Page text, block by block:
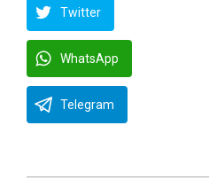
Twitter
WhatsApp
Telegram